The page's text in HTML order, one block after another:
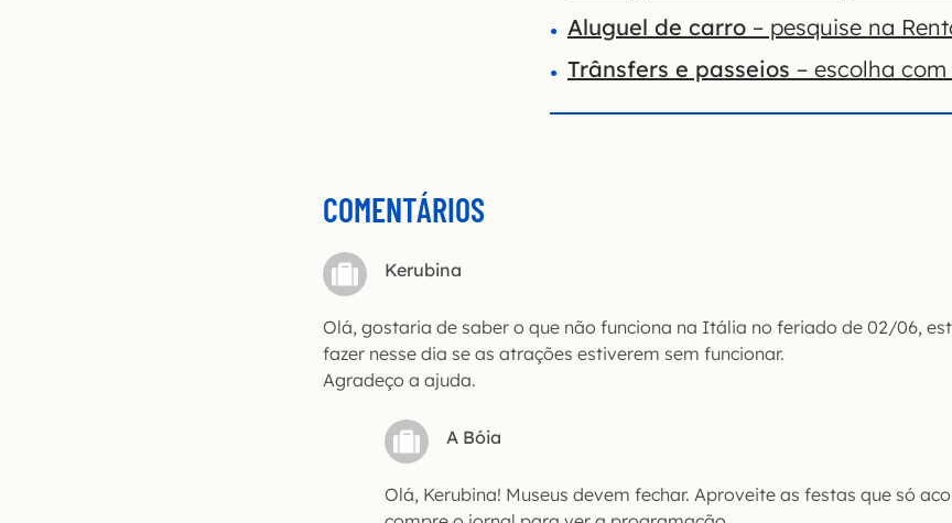
Aluguel de carro – pesquise na
Trânsfers e passeios – escolha
COMENTÁRIOS
Kerubina
Olá, gostaria de saber o que não funciona na Itália no feriado de 02/06,
fazer nesse dia se as atrações estiverem sem funcionar.
Agradeço a ajuda.
A Bóia
Olá, Kerubina! Museus devem fechar. Aproveite as festas que só